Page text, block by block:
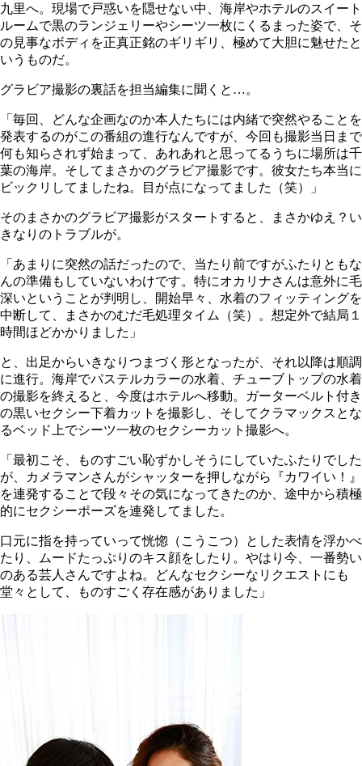
九里へ。現場で戸惑いを隠せない中、海岸やホテルのスイート
ルームで黒のランジェリーやシーツ一枚にくるまった姿で、そ
の見事なボディを正真正銘のギリギリ、極めて大胆に魅せたと
いうものだ。
グラビア撮影の裏話を担当編集に聞くと…。
「毎回、どんな企画なのか本人たちには内緒で突然やることを
発表するのがこの番組の進行なんですが、今回も撮影当日まで
何も知らされず始まって、あれあれと思ってるうちに場所は千
葉の海岸。そしてまさかのグラビア撮影です。彼女たち本当に
ビックリしてましたね。目が点になってました（笑）」
そのまさかのグラビア撮影がスタートすると、まさかゆえ？い
きなりのトラブルが。
「あまりに突然の話だったので、当たり前ですがふたりともな
んの準備もしていないわけです。特にオカリナさんは意外に毛
深いということが判明し、開始早々、水着のフィッティングを
中断して、まさかのむだ毛処理タイム（笑）。想定外で結局１
時間ほどかかりました」
と、出足からいきなりつまづく形となったが、それ以降は順調
に進行。海岸でパステルカラーの水着、チューブトップの水着
の撮影を終えると、今度はホテルへ移動。ガーターベルト付き
の黒いセクシー下着カットを撮影し、そしてクラマックスとな
るベッド上でシーツ一枚のセクシーカット撮影へ。
「最初こそ、ものすごい恥ずかしそうにしていたふたりでした
が、カメラマンさんがシャッターを押しながら『カワイい！』
を連発することで段々その気になってきたのか、途中から積極
的にセクシーポーズを連発してました。
口元に指を持っていって恍惚（こうこつ）とした表情を浮かべ
たり、ムードたっぷりのキス顔をしたり。やはり今、一番勢い
のある芸人さんですよね。どんなセクシーなリクエストにも
堂々として、ものすごく存在感がありました」